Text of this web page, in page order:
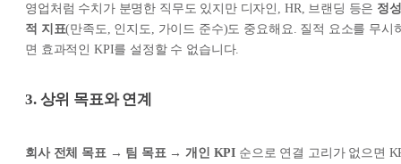
영업처럼 수치가 분명한 직무도 있지만 디자인, HR, 브랜딩 등은 정성
적 지표(만족도, 인지도, 가이드 준수)도 중요해요. 질적 요소를 무시
면 효과적인 KPI를 설정할 수 없습니다.
3. 상위 목표와 연계
회사 전체 목표 → 팀 목표 → 개인 KPI 순으로 연결 고리가 없으면